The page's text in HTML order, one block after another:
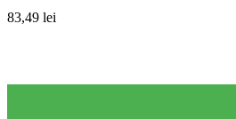
83,49 lei